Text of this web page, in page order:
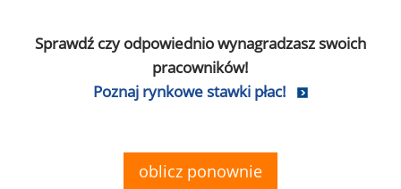
Sprawdź czy odpowiednio wynagradzasz swoich
pracowników!
Poznaj rynkowe stawki płac!
oblicz ponownie